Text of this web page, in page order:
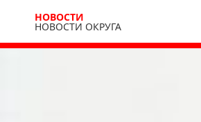
НОВОСТИ
НОВОСТИ ОКРУГА